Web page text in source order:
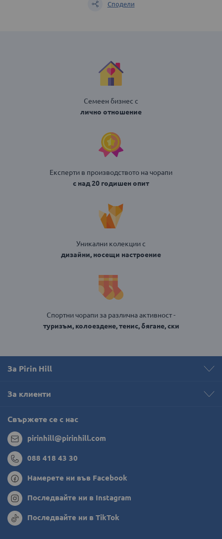
Сподели
Семеен бизнес с
лично отношение
Експерти в производството на чорапи
с над 20 годишен опит
Уникални колекции с
дизайни, носещи настроение
Спортни чорапи за различна активност -
туризъм, колоездене, тенис, бягане, ски
За Pirin Hill
За клиенти
Свържете се с нас
pirinhill@pirinhill.com
088 418 43 30
Намерете ни във Facebook
Последвайте ни в Instagram
Последвайте ни в TikTok